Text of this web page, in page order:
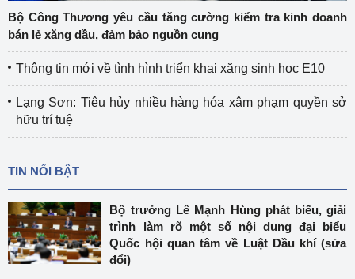
Bộ Công Thương yêu cầu tăng cường kiểm tra kinh doanh
bán lẻ xăng dầu, đảm bảo nguồn cung
Thông tin mới về tình hình triển khai xăng sinh học E10
Lạng Sơn: Tiêu hủy nhiều hàng hóa xâm phạm quyền sở
hữu trí tuệ
TIN NỔI BẬT
Bộ trưởng Lê Mạnh Hùng phát biểu, giải
trình làm rõ một số nội dung đại biểu
Quốc hội quan tâm về Luật Dầu khí (sửa
đổi)